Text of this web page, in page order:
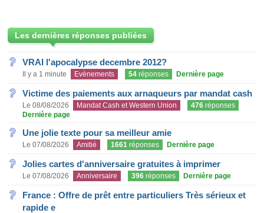
Les dernières réponses publiées
VRAI l'apocalypse decembre 2012?
Il y a 1 minute Evènements 54 réponses Dernière page
Victime des paiements aux arnaqueurs par mandat cash
Le 08/08/2026 Mandat Cash et Western Union 476 réponses
Dernière page
Une jolie texte pour sa meilleur amie
Le 07/08/2026 Amitié 1661 réponses Dernière page
Jolies cartes d'anniversaire gratuites à imprimer
Le 07/08/2026 Anniversaire 396 réponses Dernière page
France : Offre de prêt entre particuliers Très sérieux et
rapide e